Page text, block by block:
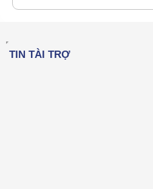
15
Georgia